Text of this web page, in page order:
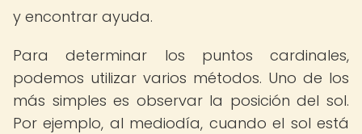
y encontrar ayuda.
Para determinar los puntos cardinales,
podemos utilizar varios métodos. Uno de los
más simples es observar la posición del sol.
Por ejemplo, al mediodía, cuando el sol está